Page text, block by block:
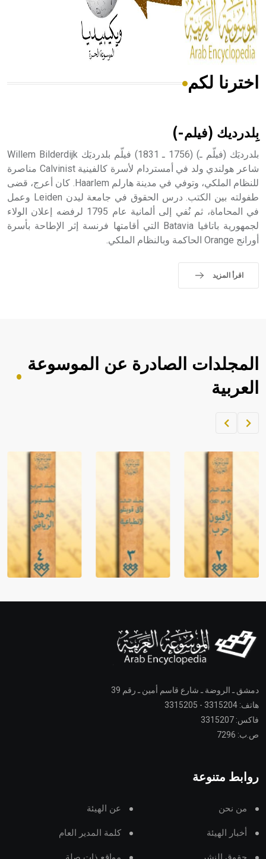
- هل تعلم أن المرجان إفراز حيواني يتكون في البحر ويتركب
من مادة كربونات الكلسيوم، وهو أحمر أو شديد الحمرة وهو
أجود أنواعه، ويمتاز بكبر الحجم ويسمى الش
هل تعلم أن الأبسيد كلمة فرنسية اللفظ تم اعتمادها مصطلحاً
- هل تعلم أن أبجر Abgar اسم معروف جيداً يعود إلى عدد من
الملوك الذين حكموا مدينة إديسا (الرها) من أبجر الأول وحتى
التاسع، وهم ينتسبون إلى أسرة أوسروين
اخترنا لكم
بِلدرديك (فيلم-)
بلدرديَك (فيلّم ـ) (1756 ـ 1831) فيلّم بلدرديَك Willem Bilderdijk
شاعر هولندي ولد في أمستردام لأسرة كالفينية Calvinist مناصرة
للنظام الملكي، وتوفي في مدينة هارلم Haarlem. كان أعرج، قضى
طفولته بين الكتب. درس الحقوق في جامعة ليدن Leiden وعمل
في المحاماة، ثم نُفي إلى ألمانية عام 1795 لرفضه إعلان الولاء
لجمهورية باتافيا Batavia التي أقامتها فرنسة إثر الإطاحة بأسرة
أورانج Orange الحاكمة وبالنظام الملكي.
اقرأ المزيد
المجلدات الصادرة عن الموسوعة
العربية
دمشق ـ الروضة ـ شارع قاسم أمين ـ رقم 39
هاتف: 3315204 - 3315205
فاكس: 3315207
ص.ب: 7296
روابط متنوعة
من نحن عن الهيئة
أخبار الهيئة كلمة المدير العام